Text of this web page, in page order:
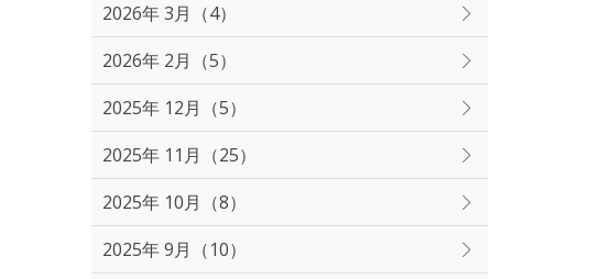
2026年 3月（4）
2026年 2月（5）
2025年 12月（5）
2025年 11月（25）
2025年 10月（8）
2025年 9月（10）